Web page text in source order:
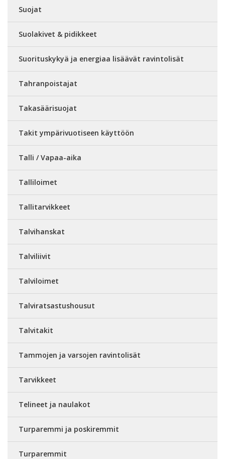
Suojat
Suolakivet & pidikkeet
Suorituskykyä ja energiaa lisäävät ravintolisät
Tahranpoistajat
Takasäärisuojat
Takit ympärivuotiseen käyttöön
Talli / Vapaa-aika
Talliloimet
Tallitarvikkeet
Talvihanskat
Talviliivit
Talviloimet
Talviratsastushousut
Talvitakit
Tammojen ja varsojen ravintolisät
Tarvikkeet
Telineet ja naulakot
Turparemmi ja poskiremmit
Turparemmit